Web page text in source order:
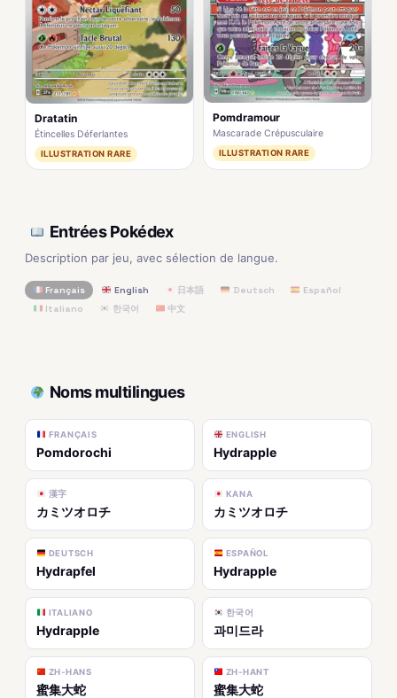
Dratatin
Étincelles Déferlantes
ILLUSTRATION RARE
Pomdramour
Mascarade Crépusculaire
ILLUSTRATION RARE
Entrées Pokédex
Description par jeu, avec sélection de langue.
Français English 日本語 Deutsch
Español
Italiano
한국어 中文
Noms multilingues
FRANÇAIS
Pomdorochi
ENGLISH
Hydrapple
漢字
カミツオロチ
KANA
カミツオロチ
DEUTSCH
Hydrapfel
ESPAÑOL
Hydrapple
ITALIANO
Hydrapple
한국어
과미드라
ZH-HANS
蜜集大蛇
ZH-HANT
蜜集大蛇